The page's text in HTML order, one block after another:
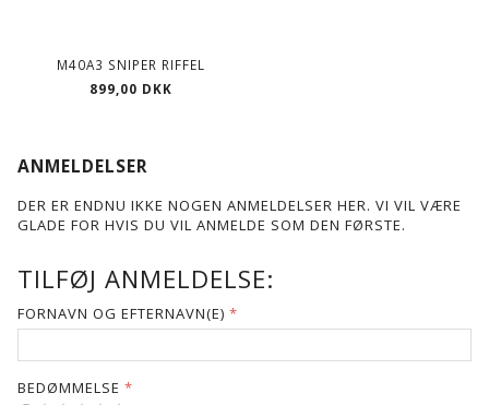
M40A3 SNIPER RIFFEL
899,00 DKK
ANMELDELSER
DER ER ENDNU IKKE NOGEN ANMELDELSER HER. VI VIL VÆRE
GLADE FOR HVIS DU VIL ANMELDE SOM DEN FØRSTE.
TILFØJ ANMELDELSE:
FORNAVN OG EFTERNAVN(E)
BEDØMMELSE